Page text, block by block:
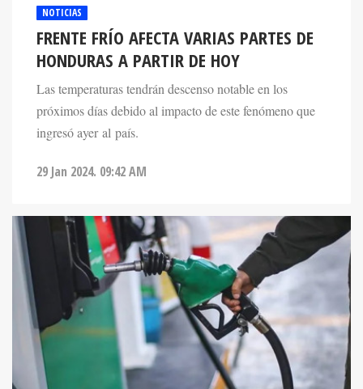
NOTICIAS
FRENTE FRÍO AFECTA VARIAS PARTES DE
HONDURAS A PARTIR DE HOY
Las temperaturas tendrán descenso notable en los
próximos días debido al impacto de este fenómeno que
ingresó ayer al país.
29 Jan 2024. 09:42 AM